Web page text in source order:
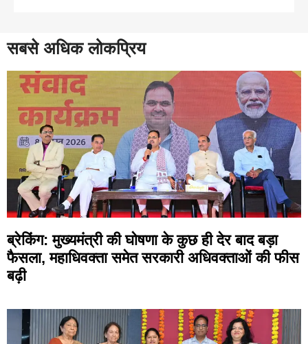
सबसे अधिक लोकप्रिय
ब्रेकिंग: मुख्यमंत्री की घोषणा के कुछ ही देर बाद बड़ा
फैसला, महाधिवक्ता समेत सरकारी अधिवक्ताओं की फीस
बढ़ी